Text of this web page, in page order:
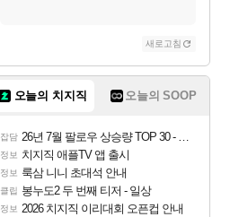
새로고침
오늘의 치지직 오늘의 SOOP
잡담 26년 7월 팔로우 상승량 TOP 30 - 월간 치지직
정보 치지직 애플TV 앱 출시
정보 룩삼 니니 초대석 안내
클립 봉누도2 두 번째 티저 - 일상
정보 2026 치지직 이리대회 오픈컵 안내